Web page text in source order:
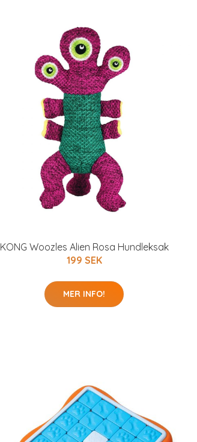
KONG Woozles Alien Rosa Hundleksak
199 SEK
MER INFO!